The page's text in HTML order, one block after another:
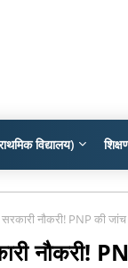
विद्यालय)
नौकरी! PNP की
नौकरी!